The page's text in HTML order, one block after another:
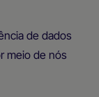
de dados
meio de nós